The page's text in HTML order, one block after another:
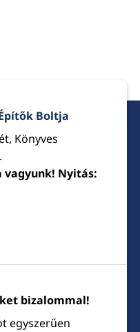
Boltja
Könyves
vagyunk! Nyitás:
bizalommal!
egyszerűen